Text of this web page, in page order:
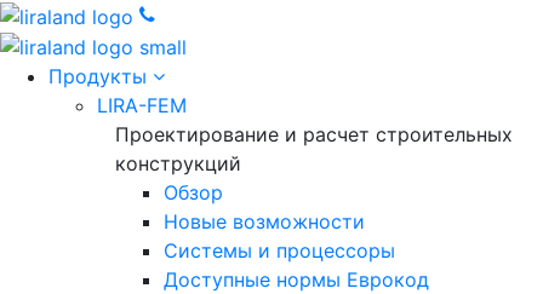
Продукты
LIRA-FEM
Проектирование и расчет строительных
конструкций
Обзор
Новые возможности
Cистемы и процессоры
Доступные нормы Еврокод